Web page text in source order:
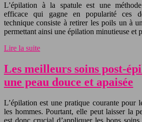
L’épilation à la spatule est une
efficace qui gagne en popularité ces
technique consiste à retirer les poils un à
permettant ainsi une épilation minutieuse et
Lire la suite
Les meilleurs soins post-
une peau douce et apaisée
L’épilation est une pratique courante pour
les hommes. Pourtant, elle peut laisser la
est donc crucial d’appliquer les bons